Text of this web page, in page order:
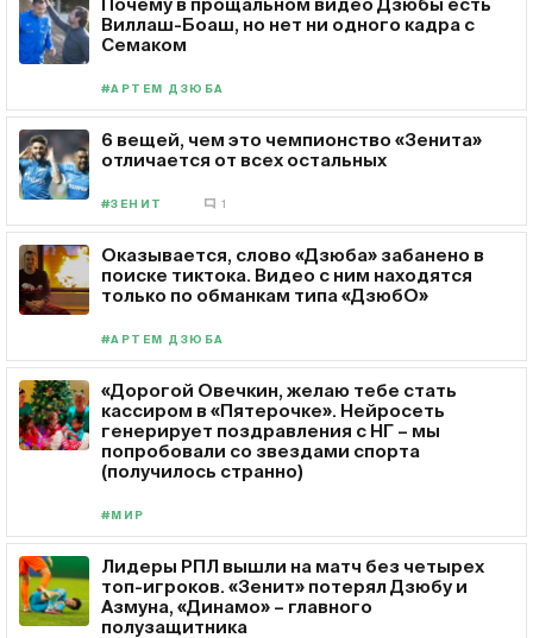
Виллаш-Боаш, но нет ни одного кадра с
Семаком
#АРТЕМ ДЗЮБА
6 вещей, чем это чемпионство «Зенита»
отличается от всех остальных
#ЗЕНИТ 1
Оказывается, слово «Дзюба» забанено в
поиске тиктока. Видео с ним находятся
только по обманкам типа «ДзюбО»
#АРТЕМ ДЗЮБА
«Дорогой Овечкин, желаю тебе стать
кассиром в «Пятерочке». Нейросеть
генерирует поздравления с НГ – мы
попробовали со звездами спорта
(получилось странно)
#МИР
Лидеры РПЛ вышли на матч без четырех
топ-игроков. «Зенит» потерял Дзюбу и
Азмуна, «Динамо» – главного
полузащитника